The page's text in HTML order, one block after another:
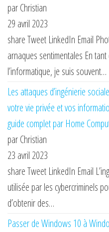
par Christian
29 avril 2023
share Tweet LinkedIn Email
arnaques sentimentales En
l’informatique, je suis souvent…
Les attaques d’ingénierie
votre vie privée et vos
guide complet par Home
par Christian
23 avril 2023
share Tweet LinkedIn Email
utilisée par les cybercriminels
d’obtenir des…
Passer de Windows 10 à